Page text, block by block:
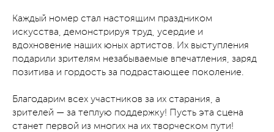
Каждый номер стал настоящим праздником
искусства, демонстрируя труд, усердие и
вдохновение наших юных артистов. Их выступления
подарили зрителям незабываемые впечатления, заряд
позитива и гордость за подрастающее поколение.
Благодарим всех участников за их старания, а
зрителей — за теплую поддержку! Пусть эта сцена
станет первой из многих на их творческом пути!